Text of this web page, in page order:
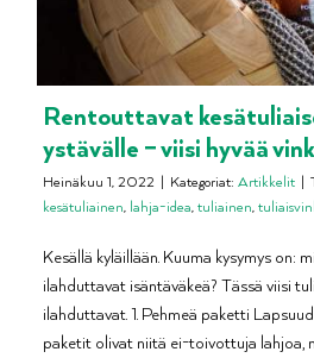
Rentouttavat
ystävälle – viisi hyvää
Heinäkuu 1, 2022 | Kategoriat: Artikkelit |
kesätuliainen, lahja-idea,tuliainen,
Kesällä kyläillään. Kuuma kysymys on:
ilahduttavat isäntäväkeä? Tässä viisi
ilahduttavat. 1. Pehmeä paketti
paketit olivat niitä ei-toivottuja lahjoa,